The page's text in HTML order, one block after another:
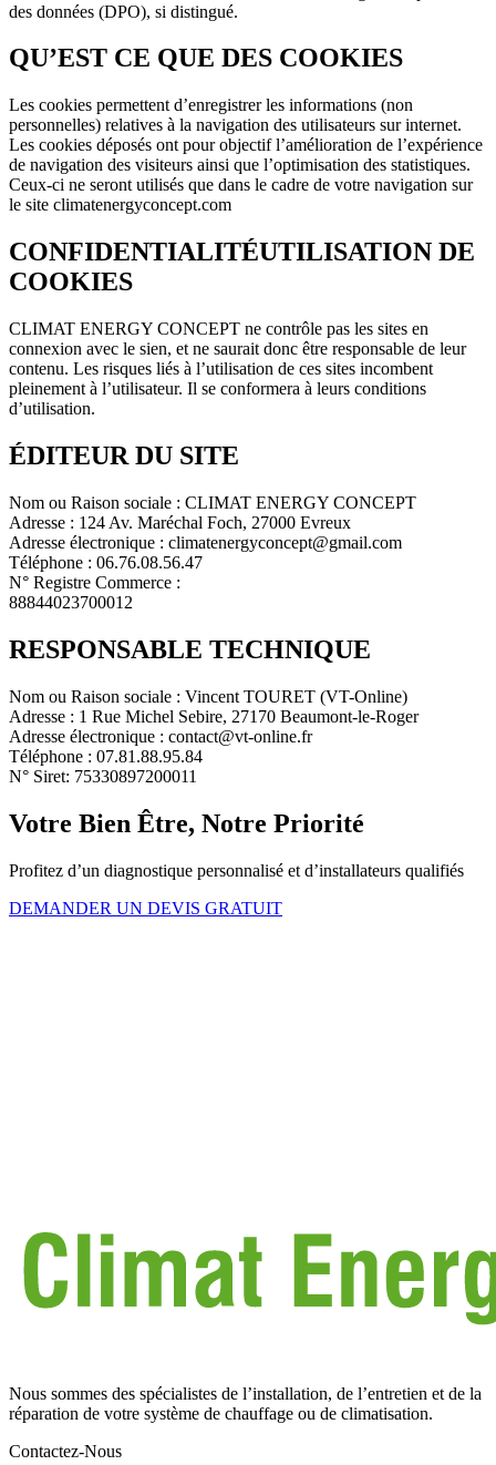
des données (DPO), si distingué.
QU’EST CE QUE DES COOKIES
Les cookies permettent d’enregistrer les informations (non
personnelles) relatives à la navigation des utilisateurs sur internet.
Les cookies déposés ont pour objectif l’amélioration de l’expérience
de navigation des visiteurs ainsi que l’optimisation des statistiques.
Ceux-ci ne seront utilisés que dans le cadre de votre navigation sur
le site climatenergyconcept.com
CONFIDENTIALITÉUTILISATION DE
COOKIES
CLIMAT ENERGY CONCEPT ne contrôle pas les sites en
connexion avec le sien, et ne saurait donc être responsable de leur
contenu. Les risques liés à l’utilisation de ces sites incombent
pleinement à l’utilisateur. Il se conformera à leurs conditions
d’utilisation.
ÉDITEUR DU SITE
Nom ou Raison sociale : CLIMAT ENERGY CONCEPT
Adresse : 124 Av. Maréchal Foch, 27000 Evreux
Adresse électronique : climatenergyconcept@gmail.com
Téléphone : 06.76.08.56.47
N° Registre Commerce :
88844023700012
RESPONSABLE TECHNIQUE
Nom ou Raison sociale : Vincent TOURET (VT-Online)
Adresse : 1 Rue Michel Sebire, 27170 Beaumont-le-Roger
Adresse électronique : contact@vt-online.fr
Téléphone : 07.81.88.95.84
N° Siret: 75330897200011
Votre Bien Être, Notre Priorité
Profitez d’un diagnostique personnalisé et d’installateurs qualifiés
DEMANDER UN DEVIS GRATUIT
Nous sommes des spécialistes de l’installation, de l’entretien et de la
réparation de votre système de chauffage ou de climatisation.
Contactez-Nous